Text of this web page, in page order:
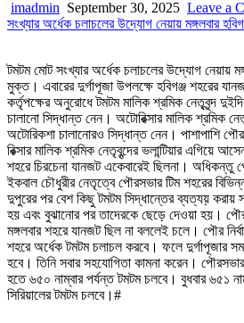
imadmin September 30, 2025 Leave a
সংখ্যার অর্ধেক চলাচলের উদ্যোগ নেয়ায় মঙ্গলবার
টমটম মোট সংখ্যার অর্ধেক চলাচলের উদ্যোগ নেয়ায়
মুক্ত। এবারের দুর্গাপূজা উপলক্ষে হবিগঞ্জ শহরের
কর্তৃপক্ষের অনুরোধে টমটম মালিক শ্রমিক নেতৃবৃন্দ
চালানো সিদ্ধান্ত নেন। অটোরিক্সার মালিক শ্রমিক
অটোরিকশা চালানোরও সিদ্ধান্ত নেন। পাশাপাশি
রিক্সার মালিক শ্রমিক নেতৃবৃন্দের ভলান্টিয়ার এগিয়ে
শহরে চিরচেনা যানজট একেবারেই ছিলনা। অধিকন্তু
ইকবাল চৌধুরীর নেতৃত্বে পৌরসভার টিম শহরের বিভিন্ন
দুপুরের পর বেশ কিছু টমটম সিদ্ধান্তের ব্যত্যয়় করায়
হয় এবং বুঝানোর পর তাদেরকে ছেড়ে দেওয়া হয়।
মঙ্গলবার শহরে যানজট ছিল না বললেই চলে। পৌর
শহরে অর্ধেক টমটম চলাচল করবে। ফলে দুর্গাপূজার
হবে। তিনি সবার সহযোগিতা কামনা করেন। পৌরসভার
হতে ৬৫০ নাম্বার পর্যন্ত টমটম চলবে। বুধবার ৬৫১
সিরিয়ালের টমটম চলবে।#